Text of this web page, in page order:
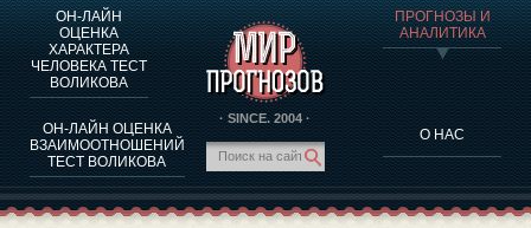
ОН-ЛАЙН
ОЦЕНКА
ХАРАКТЕРА
ЧЕЛОВЕКА ТЕСТ
ВОЛИКОВА
ОН-ЛАЙН ОЦЕНКА
ВЗАИМООТНОШЕНИЙ
ТЕСТ ВОЛИКОВА
· SINCE. 2004 ·
ПРОГНОЗЫ И
АНАЛИТИКА
О НАС
О ПРОГРАММЕ
ОЦЕНКА ХАРАКТЕРA ЧЕЛОВЕКА
ОЦЕНКА ХАРАКТЕРА ВЫДАЮЩИХСЯ ЛИЧНОСТЕЙ
О ПРОГРАММЕ
ТЕСТ НА СОВМЕСТИМОСТЬ ВОЛИКОВА
ПРОГНОЗЫ И АНАЛИТИКА